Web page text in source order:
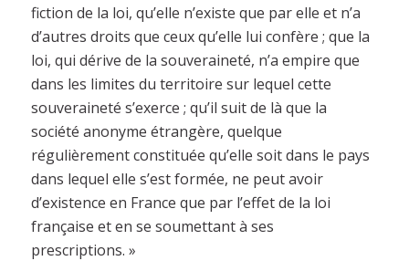
fiction de la loi, qu’elle n’existe que par elle et n’a
d’autres droits que ceux qu’elle lui confère ; que la
loi, qui dérive de la souveraineté, n’a empire que
dans les limites du territoire sur lequel cette
souveraineté s’exerce ; qu’il suit de là que la
société anonyme étrangère, quelque
régulièrement constituée qu’elle soit dans le pays
dans lequel elle s’est formée, ne peut avoir
d’existence en France que par l’effet de la loi
française et en se soumettant à ses
prescriptions. »